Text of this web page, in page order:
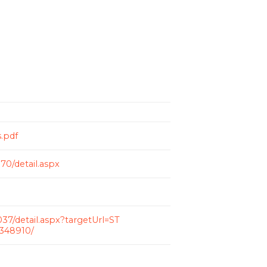
detail.aspx
detail.aspx?targetUrl=ST